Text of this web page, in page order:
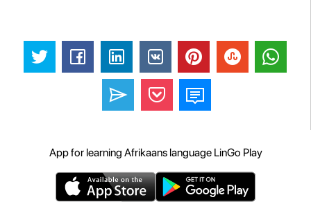
App for learning Afrikaans language LinGo Play